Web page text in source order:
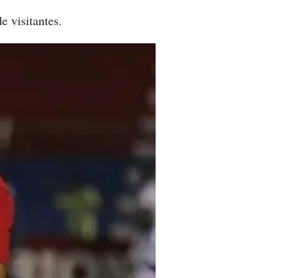
visitantes.